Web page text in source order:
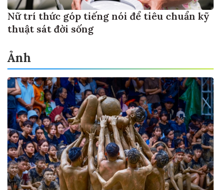
Nữ trí thức góp tiếng nói để tiêu chuẩn kỹ
thuật sát đời sống
Ảnh